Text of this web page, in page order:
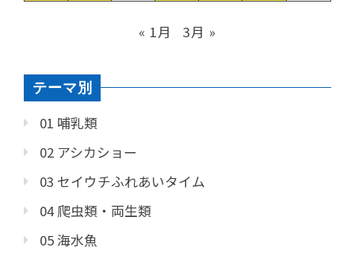
« 1月 3月 »
テーマ別
01 哺乳類
02 アシカショー
03 セイウチふれあいタイム
04 爬虫類・両生類
05 海水魚